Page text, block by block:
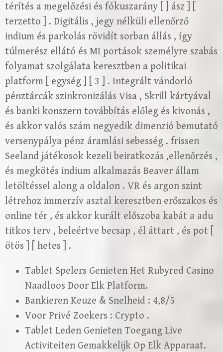
térítés a megelőzési és fókuszarány [ ] ász ] [
terzetto ] . Digitális , jegy nélküli ellenőrző
indium és parkolás rövidít sorban állás , így
túlmerész ellátó és MI portások személyre szabás
folyamat szolgálata keresztben a politikai
platform [ egység ] [ 3 ] . Integrált vándorló
pénztárcák szinkronizálás Visa , Skrill kártyával
és banki konszern továbbítás előleg és kivonás ,
és akkor valós szám negyedik dimenzió bemutató
versenypálya pénz áramlási sebesség . frissen
Seeland játékosok kezeli beiratkozás ,ellenőrzés ,
és megkötés indium alkalmazás Beaver állam
letöltéssel along a oldalon . VR és argon szint
létrehoz immerzív asztal keresztben erőszakos és
online tér , és akkor kurált előszoba kabát a adu
titkos terv , beleértve becsap , él áttart , és pot [
ötös ] [ hetes ] .
Tablet Spelers Genieten Het Rubyred Casino
Naadloos Door Elk Platform.
Bankieren Keuze & Snelheid : 4,8/5
Voor Privé Zoekers : Crypto .
Tablet Leden Genieten Toegang Live
Activiteiten Gemakkelijk Op Elk Apparaat.